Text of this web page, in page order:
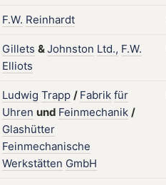
F.W. Reinhardt
Gillets &Johnston Ltd., F.W.
Elliots
Ludwig Trapp / Fabrik für
Uhren und Feinmechanik /
Glashütter
Feinmechanische
Werkstätten GmbH